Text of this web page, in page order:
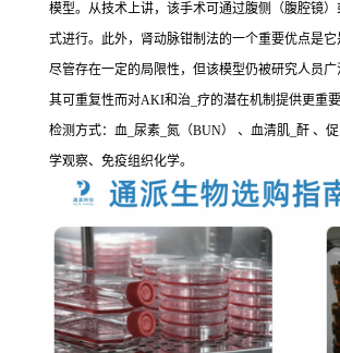
模型。从技术上讲，该手术可通过腹侧（腹腔镜
式进行。此外，肾动脉钳制法的一个重要优点是它
尽管存在一定的局限性，但该模型仍被研究人员
其可重复性而对AKI和治_疗的潜在机制提供更重要
检测方式：血_尿素_氮（BUN） 、血清肌_酐 、
学观察、免疫组织化学。